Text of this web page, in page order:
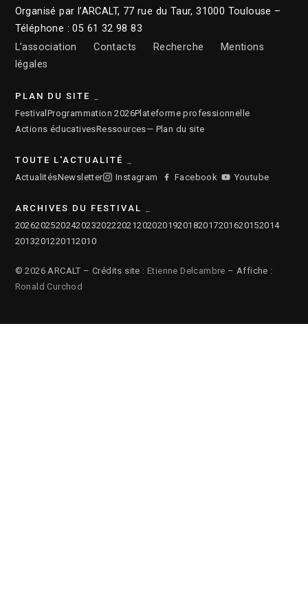
Organisé par l’ARCALT, 77 rue du Taur, 31000 Toulouse –
Téléphone : 05 61 32 98 83
L’association
Contacts Recherche
Mentions
légales
PLAN DU SITE
Festival Programmation 2026Plateforme professionnelle
Actions éducativesRessources— Plan du site
TOUTE L'ACTUALITÉ
ActualitésNewsletter Instagram Facebook Youtube
ARCHIVES DU FESTIVAL
2026202520242023202220212020201920182017201620152014
2013201220112010
© 2026 ARCALT – Crédits site : Etienne Delcambre – Affiche :
Ronald Curchod